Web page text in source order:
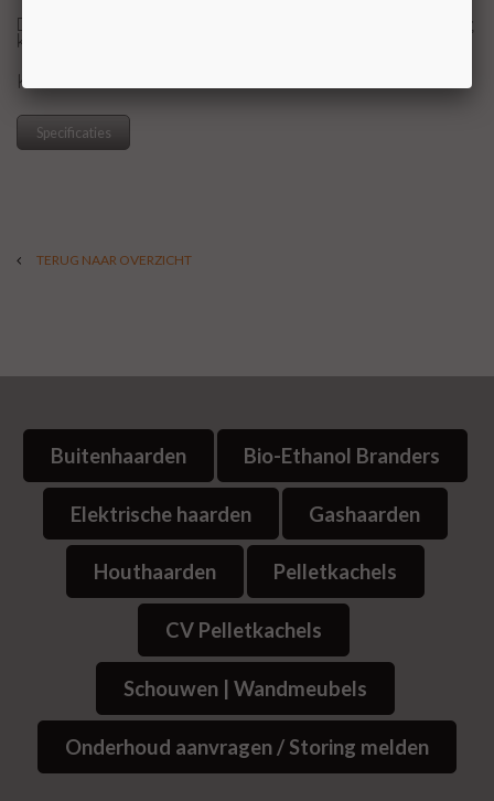
De elektrische haard wordt geleverd met drie bedopties;
kristallen, houtblokken en kiezelstenen.
KOM VOOR UW PRIJS NAAR ONZE SHOWROOM
Specificaties
TERUG NAAR OVERZICHT
Buitenhaarden Bio-Ethanol Branders
Elektrische haarden Gashaarden
Houthaarden Pelletkachels
CV Pelletkachels
Schouwen | Wandmeubels
Onderhoud aanvragen / Storing melden